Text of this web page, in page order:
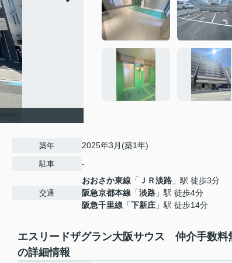
築年 2025年3月(築1年)
駐車 -
交通
おおさか東線 「 ＪＲ淡路 」駅 徒歩3分
阪急京都本線 「淡路 」駅 徒歩4分
阪急千里線 「下新庄 」駅 徒歩14分
エスリードザグラン大阪サウス 仲介手数料
の詳細情報